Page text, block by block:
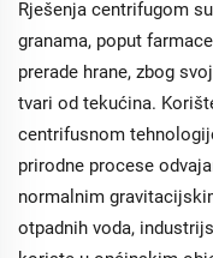
Rješenja centrifugom
granama, poput
prerade hrane, zbog
tvari od tekućina.
centrifusnom
prirodne procese
normalnim
otpadnih voda,